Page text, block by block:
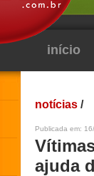
início
notícias /
Publicada em:
ajuda